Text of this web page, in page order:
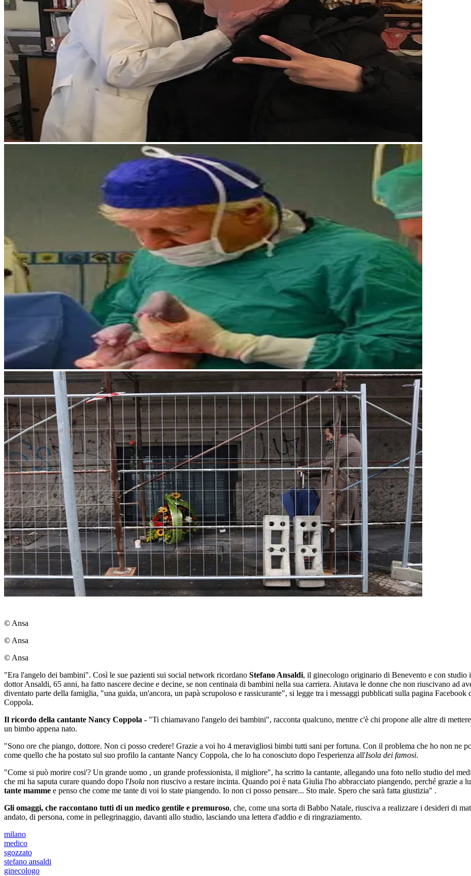
© Ansa
© Ansa
© Ansa
"Era l'angelo dei bambini". Così le sue pazienti sui social network ricordano Stefano Ansaldi, il ginecologo originario di Benevento e con studio
dottor Ansaldi, 65 anni, ha fatto nascere decine e decine, se non centinaia di bambini nella sua carriera. Aiutava le donne che non riuscivano ad
diventato parte della famiglia, "una guida, un'ancora, un papà scrupoloso e rassicurante", si legge tra i messaggi pubblicati sulla pagina
Coppola.
Il ricordo della cantante Nancy Coppola - "Ti chiamavano l'angelo dei bambini", racconta qualcuno, mentre c'è chi propone alle altre di
un bimbo appena nato.
"Sono ore che piango, dottore. Non ci posso credere! Grazie a voi ho 4 meravigliosi bimbi tutti sani per fortuna. Con il problema che ho non ne
come quello che ha postato sul suo profilo la cantante Nancy Coppola, che lo ha conosciuto dopo l'esperienza all'Isola dei famosi.
"Come si può morire cosi'? Un grande uomo , un grande professionista, il migliore", ha scritto la cantante, allegando una foto nello studio del
che mi ha saputa curare quando dopo l'Isola non riuscivo a restare incinta. Quando poi è nata Giulia l'ho abbracciato piangendo, perché grazie a
tante mamme e penso che come me tante di voi lo state piangendo. Io non ci posso pensare... Sto male. Spero che sarà fatta giustizia" .
Gli omaggi, che raccontano tutti di un medico gentile e premuroso, che, come una sorta di Babbo Natale, riusciva a realizzare i desideri di
andato, di persona, come in pellegrinaggio, davanti allo studio, lasciando una lettera d'addio e di ringraziamento.
milano
medico
sgozzato
stefano ansaldi
ginecologo